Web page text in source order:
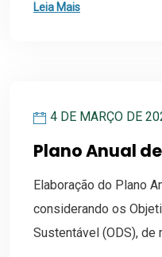
Leia Mais
4 DE MARÇO DE
Plano Anual
Elaboração do Plano
considerando os
Sustentável (ODS), de